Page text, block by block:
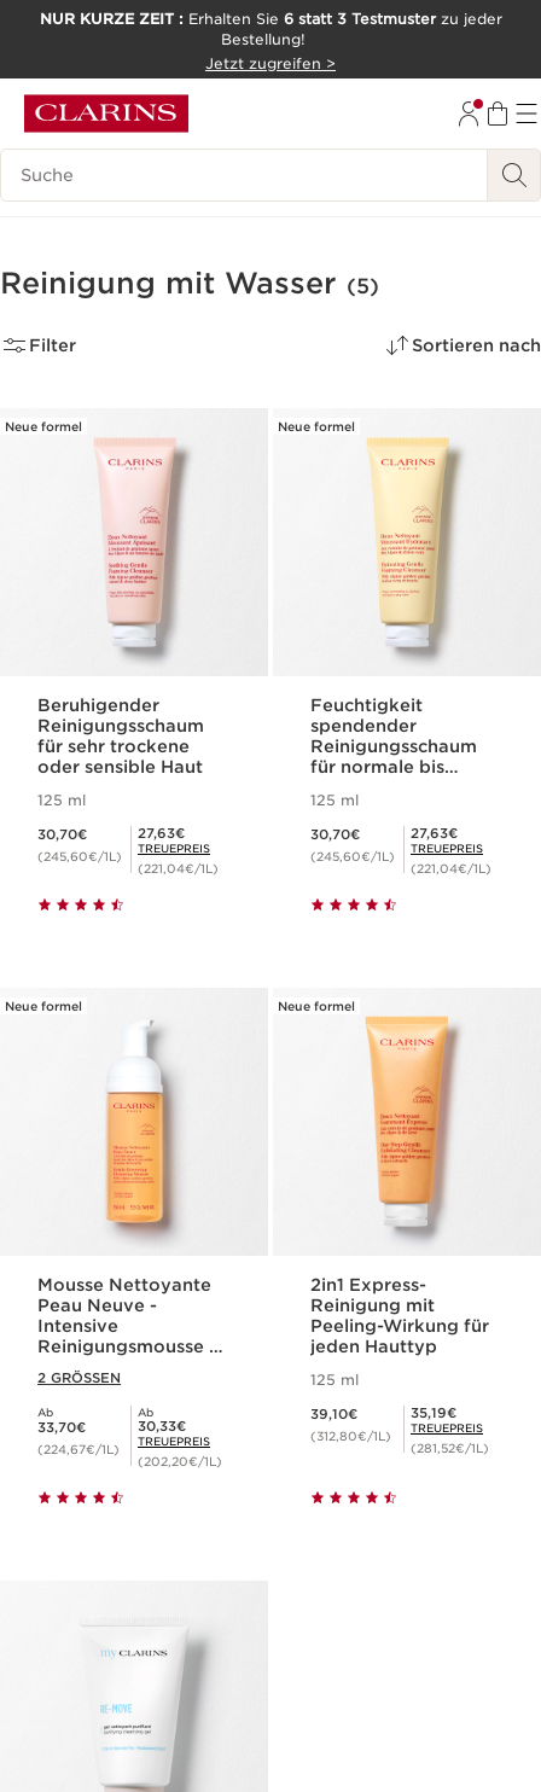
NUR KURZE ZEIT : Erhalten Sie 6 statt 3 Testmusterzu jeder
Bestellung!
Jetzt zugreifen >
Legende suchen
Reinigung mit Wasser (5)
Filter Sortieren nach
Neue formel
Beruhigender
Reinigungsschaum
für sehr trockene
oder sensible Haut
125 ml
30,70€
(245,60€/1L)
Mitgliederpreis 27,63€
27,63€
TREUEPREIS
(221,04€/1L)
Neue formel
Feuchtigkeit
spendender
Reinigungsschaum
für normale bis
125 ml
30,70€
(245,60€/1L)
Mitgliederpreis 27,63€
27,63€
TREUEPREIS
(221,04€/1L)
Neue formel
Mousse Nettoyante
Peau Neuve -
Intensive
Reinigungsmousse -
für jeden Hauttyp
2 GRÖSSEN
Ab
Aktueller Preis 33,70€
33,70€
(224,67€/1L)
Ab
Mitgliederpreis 30,33€
30,33€
TREUEPREIS
(202,20€/1L)
Neue formel
2in1 Express-
Reinigung mit
Peeling-Wirkung für
jeden Hauttyp
125 ml
39,10€
(312,80€/1L)
Mitgliederpreis 35,19€
35,19€
TREUEPREIS
(281,52€/1L)